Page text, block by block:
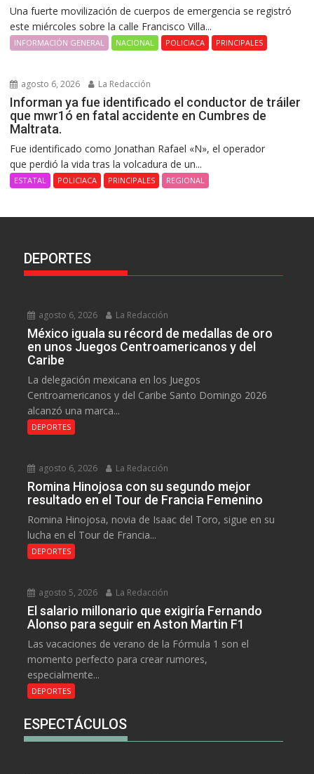
Una fuerte movilización de cuerpos de emergencia se registró
este miércoles sobre la calle Francisco Villa...
INFORMACIÓN GENERAL NACIONAL POLICIACA PRINCIPALES
agosto 6, 2026 La Redacción
Informan ya fue identificado el conductor de tráiler
que mwr1ó en fatal accidente en Cumbres de
Maltrata.
Fue identificado como Jonathan Rafael «N», el operador
que perdió la vida tras la volcadura de un...
ESTATAL POLICIACA PRINCIPALES REGIONAL
DEPORTES
agosto 6, 2026 La Redacción
México iguala su récord de medallas de oro
en unos Juegos Centroamericanos y del
Caribe
La delegación mexicana en los Juegos
Centroamericanos y del Caribe Santo Domingo 2026
alcanzó una marca...
DEPORTES
agosto 6, 2026 La Redacción
Romina Hinojosa con su segundo mejor
resultado en el Tour de Francia Femenino
Romina Hinojosa, novia de Isaac del Toro, sigue en su
lucha en el Tour de Francia...
DEPORTES
agosto 5, 2026 La Redacción
El salario millonario que exigiría Fernando
Alonso para seguir en Aston Martin F1
Las vacaciones de verano de la Fórmula 1 son el
momento perfecto para crear rumores,
especialmente...
DEPORTES
ESPECTÁCULOS